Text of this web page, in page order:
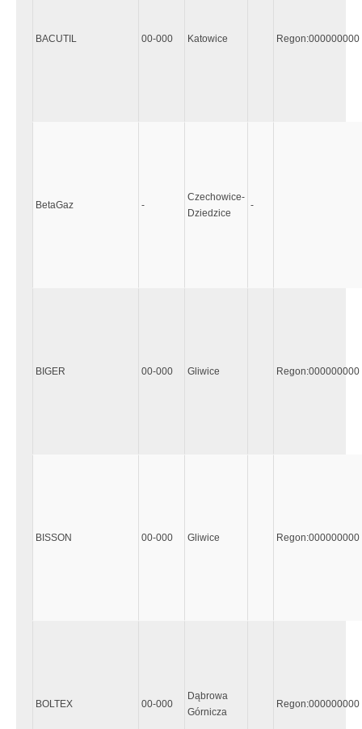
BACUTIL 00-000 Katowice Regon:000000000
BetaGaz -
Czechowice-
Dziedzice
-
BIGER 00-000 Gliwice Regon:000000000
BISSON 00-000 Gliwice Regon:000000000
BOLTEX 00-000
Dąbrowa
Górnicza
Regon:000000000